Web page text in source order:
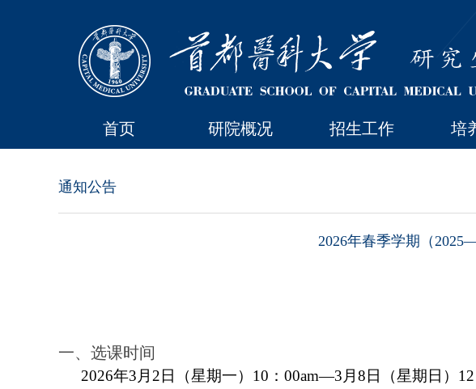
首页 研院概况 招生工作 培
通知公告
2026年春季学期（
一、选课时间
2026年3月2日（星期一）10：00am—3月8日（星期日）12